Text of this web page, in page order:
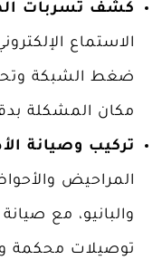
كشف تسربات
الاستماع
ضغط الشبكة
مكان المشكلة
تركيب وصيانة
المراحيض
والبانيو، مع
توصيلات محكمة